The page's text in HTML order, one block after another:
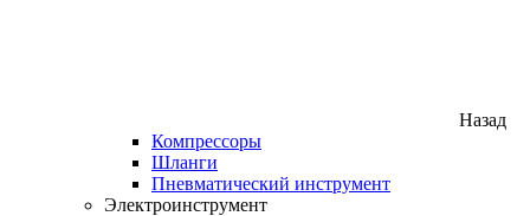
Назад
Компрессоры
Шланги
Пневматический инструмент
Электроинструмент